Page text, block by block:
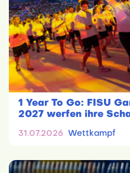
1 Year To Go: FISU
2027 werfen ihre
31.07.2026 Wettkampf